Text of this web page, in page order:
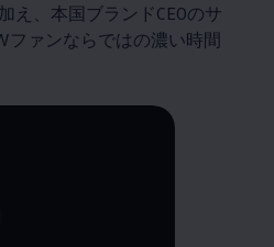
え、本国ブランドCEOのサ
ファンならではの濃い時間